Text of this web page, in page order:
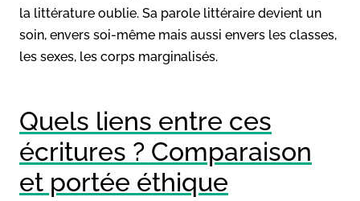
la littérature oublie. Sa parole littéraire devient un
soin, envers soi-même mais aussi envers les classes,
les sexes, les corps marginalisés.
Quels liens entre ces
écritures ? Comparaison
et portée éthique